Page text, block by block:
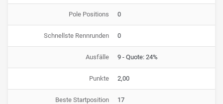
Pole Positions 0
Schnellste Rennrunden 0
Ausfälle 9 - Quote: 24%
Punkte 2,00
Beste Startposition 17